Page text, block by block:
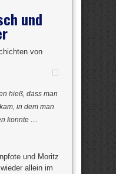
und
von
hieß, dass man
in dem man
konnte …
und Moritz
allein im